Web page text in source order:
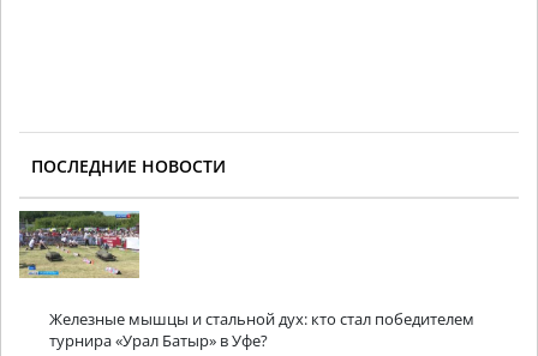
ПОСЛЕДНИЕ НОВОСТИ
Железные мышцы и стальной дух: кто стал победителем
турнира «Урал Батыр» в Уфе?